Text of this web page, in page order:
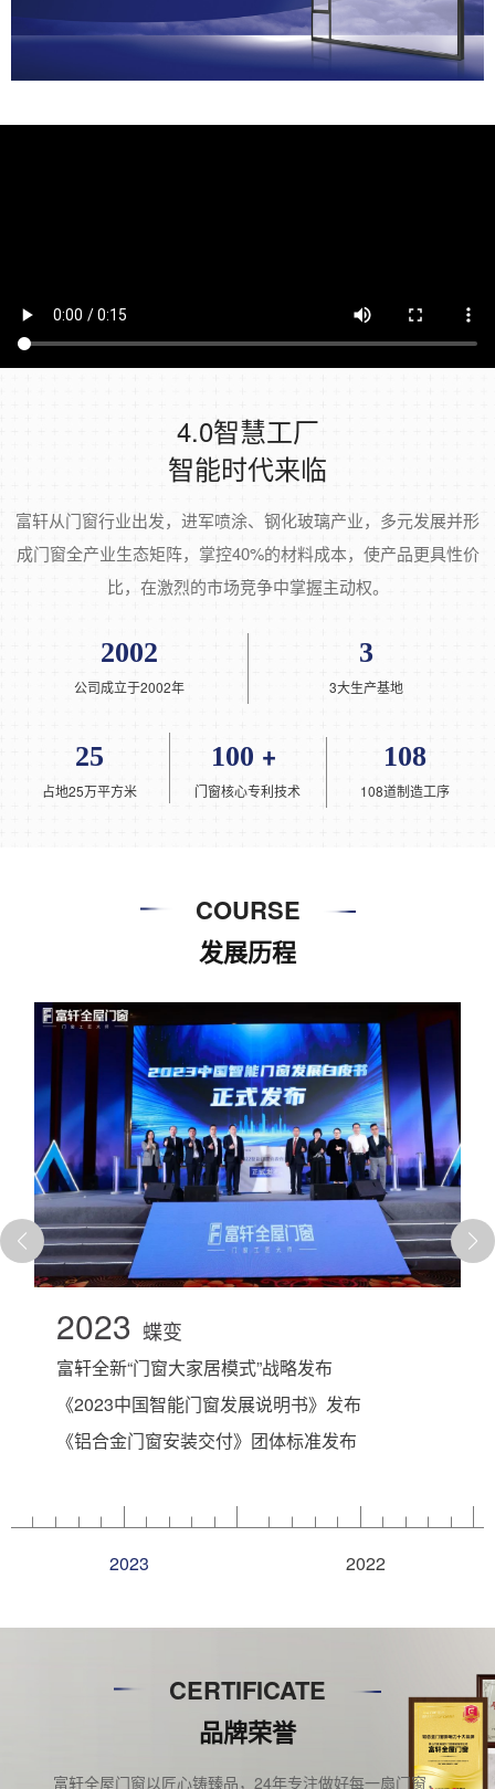
4.0智慧工厂
智能时代来临
富轩从门窗行业出发，进军喷涂、钢化玻璃产业，多元发展并形
成门窗全产业生态矩阵，掌控40%的材料成本，使产品更具性价
比，在激烈的市场竞争中掌握主动权。
2002
公司成立于2002年
3
3大生产基地
25
占地25万平方米
100﹢
门窗核心专利技术
108
108道制造工序
COURSE
发展历程
2023 蝶变
富轩全新“门窗大家居模式”战略发布
《2023中国智能门窗发展说明书》发布
《铝合金门窗安装交付》团体标准发布
2023 2022
CERTIFICATE
品牌荣誉
富轩全屋门窗以匠心铸臻品，24年专注做好每一扇门窗，